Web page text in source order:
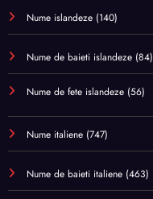
Nume islandeze (140)
Nume de baieti islandeze (84)
Nume de fete islandeze (56)
Nume italiene (747)
Nume de baieti italiene (463)